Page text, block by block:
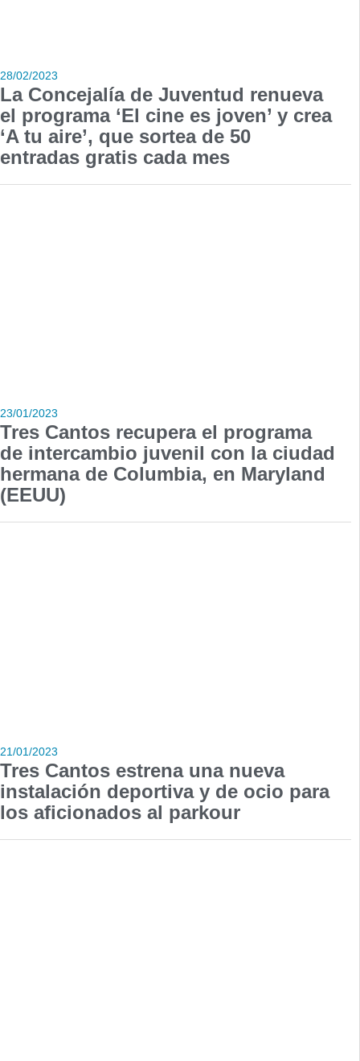
28/02/2023
La Concejalía de Juventud renueva
el programa ‘El cine es joven’ y crea
‘A tu aire’, que sortea de 50
entradas gratis cada mes
23/01/2023
Tres Cantos recupera el programa
de intercambio juvenil con la ciudad
hermana de Columbia, en Maryland
(EEUU)
21/01/2023
Tres Cantos estrena una nueva
instalación deportiva y de ocio para
los aficionados al parkour